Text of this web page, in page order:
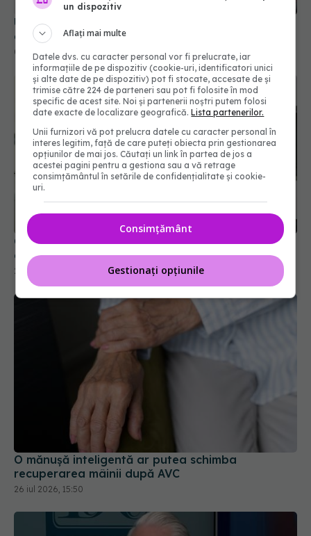
Un obicei de care mulți se feresc ar putea ține
creierul tânăr cu până la 13 ani
06 iul 2026, 18:30
Ce se întâmplă în creier dacă mănânci acest
aliment de cinci ori pe săptămână după 65 de ani
21 mai 2026, 09:38
O mănușă inteligentă ar putea schimba
recuperarea mâinii după AVC
26 iul 2026, 15:50
un dispozitiv
Aflați mai multe
Datele dvs. cu caracter personal vor fi prelucrate, iar
informațiile de pe dispozitiv (cookie-uri, identificatori unici
și alte date de pe dispozitiv) pot fi stocate, accesate de și
trimise către 224 de parteneri sau pot fi folosite în mod
specific de acest site. Noi și partenerii noștri putem folosi
date exacte de localizare geografică.Lista partenerilor.
Unii furnizori vă pot prelucra datele cu caracter personal în
interes legitim, față de care puteți obiecta prin gestionarea
opțiunilor de mai jos. Căutați un link în partea de jos a
acestei pagini pentru a gestiona sau a vă retrage
consimțământul în setările de confidențialitate și cookie-
uri.
Consimțământ
Gestionați opțiunile